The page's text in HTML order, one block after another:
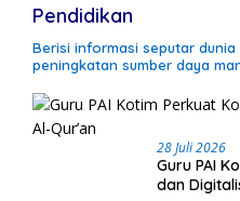
Pendidikan
Berisi informasi seputar
peningkatan sumber daya
28 Juli 2026
Guru PAI
dan